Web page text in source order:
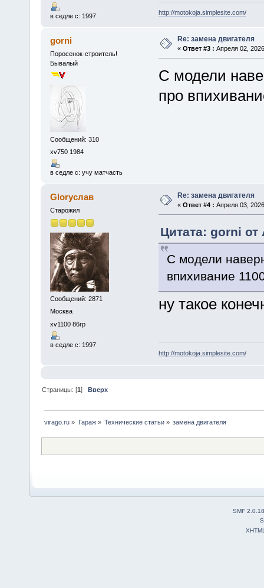
в седле с: 1997 http://motokoja.simplesite.com/
gorni
Поросенок-строитель!
Бывалый
Сообщений: 310
xv750 1984
в седле с: учу матчасть
Re: замена двигателя
« Ответ #3 : Апреля 02,
С модели
про
Gloryслав
Старожил
Сообщений: 2871
Москва
xv1100 86гр
в седле с: 1997
Re: замена двигателя
« Ответ #4 : Апреля 03,
Цитата: gorni от
С модели
впихивание
ну такое
http://motokoja.simplesite.com/
Страницы: [1]Вверх
virago.ru » Гараж» Технические статьи» замена двигателя
SMF 2.0.18